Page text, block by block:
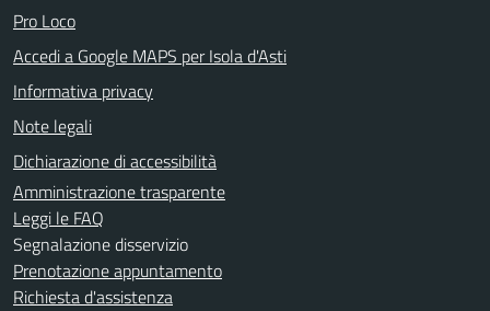
Pro Loco
Accedi a Google MAPS per Isola d'Asti
Informativa privacy
Note legali
Dichiarazione di accessibilità
Amministrazione trasparente
Leggi le FAQ
Segnalazione disservizio
Prenotazione appuntamento
Richiesta d'assistenza